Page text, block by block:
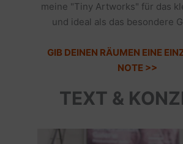
meine "Tiny Artworks" für das
und ideal als das besondere
GIB DEINEN RÄUMEN EINE
NOTE >>
TEXT &